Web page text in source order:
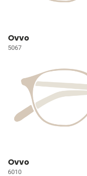
Ovvo
5067
Ovvo
6010